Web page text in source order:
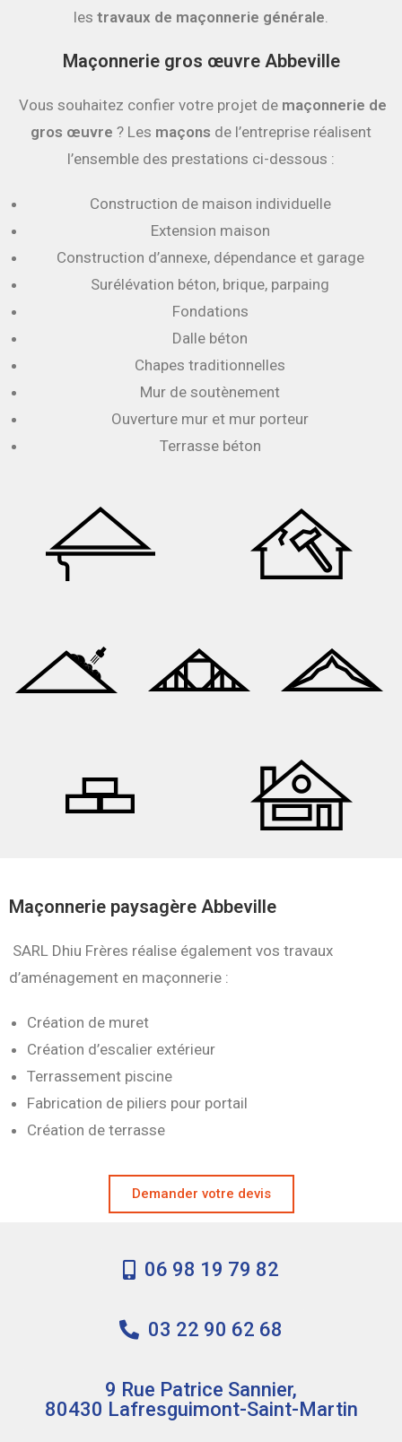
les travaux de maçonnerie générale.
Maçonnerie gros œuvre Abbeville
Vous souhaitez confier votre projet de maçonnerie de
gros œuvre ? Les maçons de l’entreprise réalisent
l’ensemble des prestations ci-dessous :
Construction de maison individuelle
Extension maison
Construction d’annexe, dépendance et garage
Surélévation béton, brique, parpaing
Fondations
Dalle béton
Chapes traditionnelles
Mur de soutènement
Ouverture mur et mur porteur
Terrasse béton
Maçonnerie paysagère Abbeville
SARL Dhiu Frères réalise également vos travaux
d’aménagement en maçonnerie :
Création de muret
Création d’escalier extérieur
Terrassement piscine
Fabrication de piliers pour portail
Création de terrasse
Demander votre devis
06 98 19 79 82
03 22 90 62 68
9 Rue Patrice Sannier,
80430 Lafresguimont-Saint-Martin